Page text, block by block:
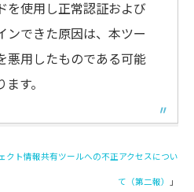
を使用し正常認証および
ンできた原因は、本ツー
悪用したものである可能
す。
クト情報共有ツールへの不正アクセスについ
て（第二報） 」